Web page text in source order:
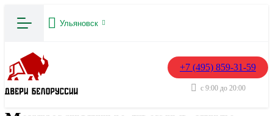
Ульяновск
+7 (495) 859-31-59
с 9:00 до 20:00